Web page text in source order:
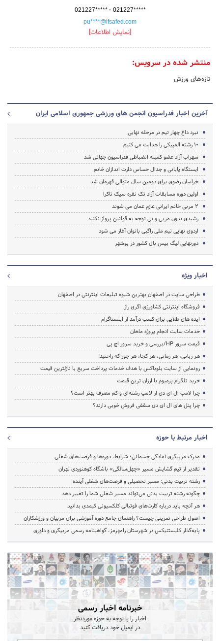
021227***** - 021227*****
pu****@ifsafed.com
[نمایش اطلاعات]
منتشر شده در سرویس:
تازه‌های ورزش
آخرین اخبار فدراسیون انجمن های ورزشی جمهوری اسلامی ایران
نبرد داغ چهار تیم در مرحله نهایی
10 رشته المپیکی را هدایت می کنیم
سهراب آزاد عضو کمیته انضباطی فدراسیون جهانی شد
ایستگاه پایانی و جدال حساس دارت اندازان خانم
خراسان رضوی برای دومین سال متوالی قهرمان شد
اولین دوره مسابقات آزاد تک نفره سپک تاکرا
2 مربی خانم ایرانی عازم عمان می شوند
رشیدی:بدون مربی و بی توجه به قوانین پرواز نکنید
اردوی نهایی تیم ملی راگبی بانوان آغاز می شود
دورنهایی لیگ بیس بال کشور در بوشهر
اخبار ویژه
طراحی سایت در اصفهان بهترین شیوه تبلیغات اینترنتی در اصفهان
فروشگاه اینترنتی کشاورزی اگری راز
ایده های طلایی برای کسب درآمد از اینستاگرام
خدمات سایت انجام پروژه ماهان
قیمت سرور HP/بررسی و خرید سرور اچ پی
هر زبانی، هر زمانی، هر کجا، هر جور که راحتید!
رونمایی از سایت بلوباکس با هدف خدمات پرداخت سریع با نازلترین قیمت
خرید تلگرام پرمیوم با ارزان ترین قیمت
چرا لامپ ال ای دی از لامپ رشته‌ای و کم مصرف بهتر است؟
چرا پنل های ال ای دی سقفی فروش خوبی دارند؟
اخبار مرتبط با حوزه
مدرک مربیگری آمادگی جسمانی؛ شرایط، دوره‌ها و فرصت‌های شغلی
تقدیر از تیم گشایش مسیر «چهل‌سالگی» باشگاه کوهنوردی تهران
رشته تربیت بدنی: مسیر تحصیلی و فرصت‌های شغلی آینده
چگونه رشته تربیت بدنی می‌تواند مسیر شغلی شما را تغییر دهد
هر آنچه باید درباره کارت‌های فوتبالی کلکسیونی کیمدی بدانید
اصول طراحی تمرینی چیست؟ راهنمای جامع دوره آموزشی برای مربیان و ورزشکاران
پایه‌گذار کلیستنیکس در شهرستان رامهرمز، گواهینامه رسمی مربیگری و داوری
خبرنامه اخبار رسمی
اخبار را با توجه به حوزه موردنظر
در ایمیل خود دریافت کنید